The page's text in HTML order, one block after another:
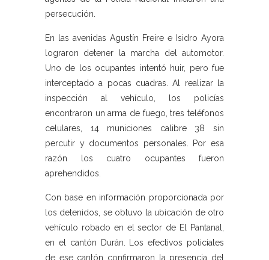
persecución.
En las avenidas Agustín Freire e Isidro Ayora
lograron detener la marcha del automotor.
Uno de los ocupantes intentó huir, pero fue
interceptado a pocas cuadras. Al realizar la
inspección al vehículo, los policías
encontraron un arma de fuego, tres teléfonos
celulares, 14 municiones calibre 38 sin
percutir y documentos personales. Por esa
razón los cuatro ocupantes fueron
aprehendidos.
Con base en información proporcionada por
los detenidos, se obtuvo la ubicación de otro
vehículo robado en el sector de El Pantanal,
en el cantón Durán. Los efectivos policiales
de ese cantón confirmaron la presencia del